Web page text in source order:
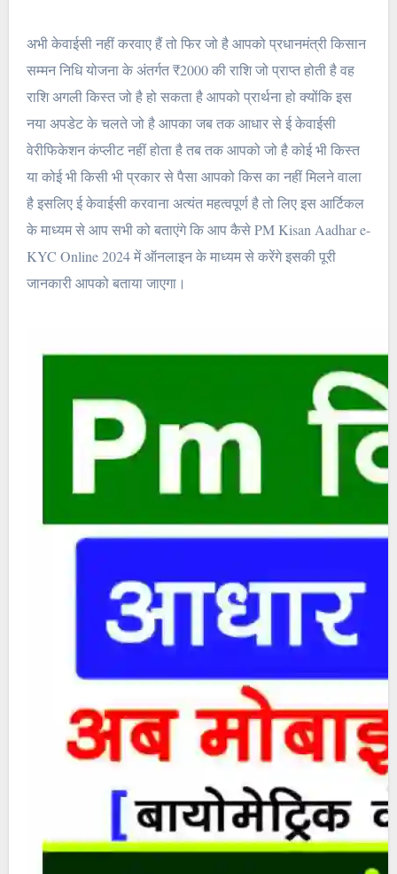
अभी केवाईसी नहीं करवाए हैं तो फिर जो है आपको प्रधानमंत्री किसान
सम्मन निधि योजना के अंतर्गत ₹2000 की राशि जो प्राप्त होती है वह
राशि अगली किस्त जो है हो सकता है आपको प्रार्थना हो क्योंकि इस
नया अपडेट के चलते जो है आपका जब तक आधार से ई केवाईसी
वेरीफिकेशन कंप्लीट नहीं होता है तब तक आपको जो है कोई भी किस्त
या कोई भी किसी भी प्रकार से पैसा आपको किस का नहीं मिलने वाला
है इसलिए ई केवाईसी करवाना अत्यंत महत्वपूर्ण है तो लिए इस आर्टिकल
के माध्यम से आप सभी को बताएंगे कि आप कैसे PM Kisan Aadhar e-
KYC Online 2024 में ऑनलाइन के माध्यम से करेंगे इसकी पूरी
जानकारी आपको बताया जाएगा।